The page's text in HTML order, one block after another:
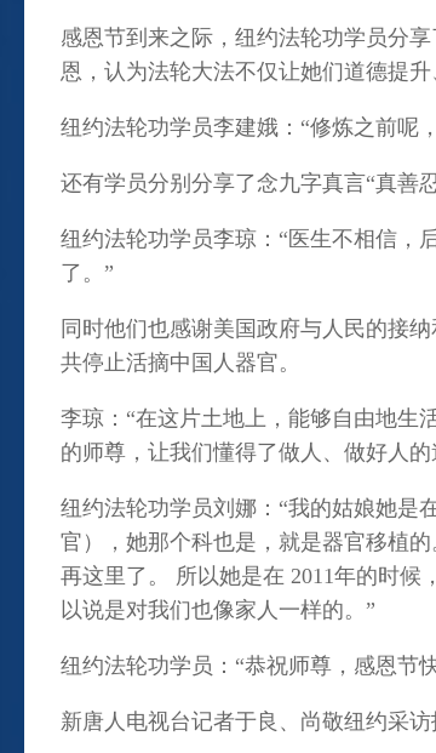
感恩节到来之际，纽约法轮功学员分
恩，认为法轮大法不仅让她们道德提
纽约法轮功学员李建娥：“修炼之前呢
还有学员分别分享了念九字真言“真善
纽约法轮功学员李琼：“医生不相信，
了。”
同时他们也感谢美国政府与人民的接
共停止活摘中国人器官。
李琼：“在这片土地上，能够自由地生
的师尊，让我们懂得了做人、做好人的
纽约法轮功学员刘娜：“我的姑娘她是
官），她那个科也是，就是器官移植
再这里了。 所以她是在 2011年的时
以说是对我们也像家人一样的。”
纽约法轮功学员：“恭祝师尊，感恩节
新唐人电视台记者于良、尚敬纽约采访